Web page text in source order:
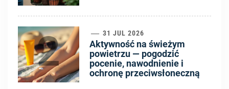
2 31 JUL 2026
Aktywność na świeżym
powietrzu — pogodzić
pocenie, nawodnienie i
ochronę przeciwsłoneczną